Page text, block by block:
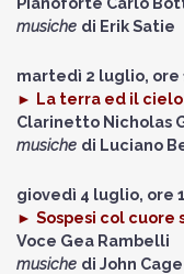
musiche di Erik Satie
martedì 2 luglio, ore
► La terra ed il
Clarinetto Nicholas
musiche di Luciano
giovedì 4 luglio, ore
► Sospesi col cuore
Voce Gea Rambelli
musiche di John